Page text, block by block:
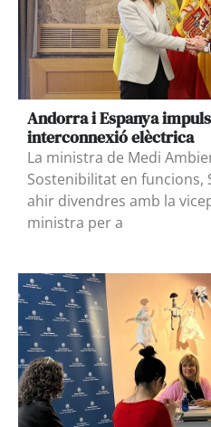
Andorra i Espanya
interconnexió elèctrica
La ministra de Medi
Sostenibilitat en funcions,
ahir divendres amb la
ministra per a